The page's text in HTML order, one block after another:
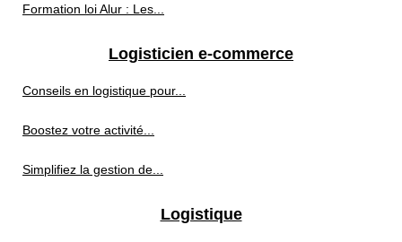
Formation loi Alur : Les...
Logisticien e-commerce
Conseils en logistique pour...
Boostez votre activité...
Simplifiez la gestion de...
Logistique